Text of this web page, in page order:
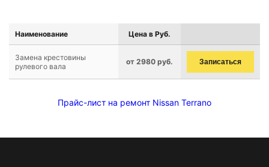
Наименование Цена в Руб.
Замена крестовины
рулевого вала
от 2980 руб. Записаться
Прайс-лист на ремонт Nissan Terrano